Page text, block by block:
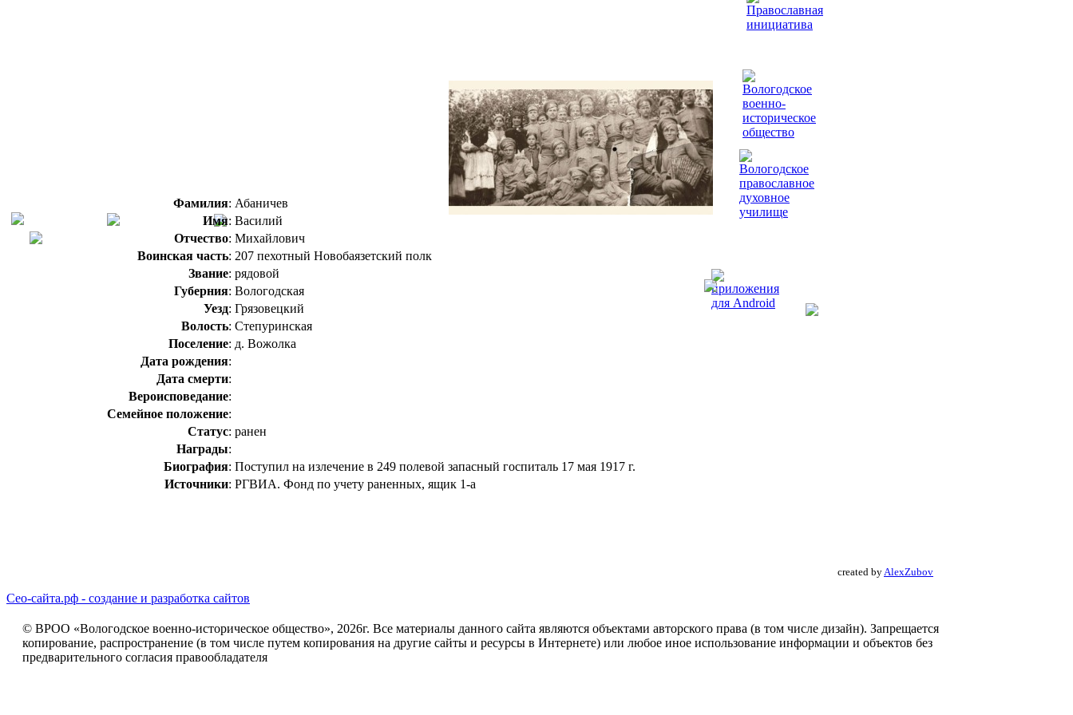
Фамилия: Абаничев
Имя: Василий
Отчество: Михайлович
Воинская часть: 207 пехотный Новобаязетский полк
Звание: рядовой
Губерния: Вологодская
Уезд: Грязовецкий
Волость: Степуринская
Поселение: д. Вожолка
Дата рождения:
Дата смерти:
Вероисповедание:
Семейное положение:
Статус: ранен
Награды:
Биография: Поступил на излечение в 249 полевой запасный госпиталь 17 мая 1917 г.
Источники: РГВИА. Фонд по учету раненных, ящик 1-а
created byAlexZubov
Сео-сайта.рф - создание и разработка сайтов
© ВРОО «Вологодское военно-историческое общество», 2026г. Все материалы данного сайта являются объектами авторского права (в том числе дизайн). Запрещается
копирование, распространение (в том числе путем копирования на другие сайты и ресурсы в Интернете) или любое иное использование информации и объектов без
предварительного согласия правообладателя